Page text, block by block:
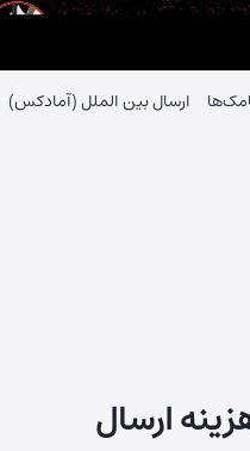
ارسال بین الملل (آمادکس)
ارسال